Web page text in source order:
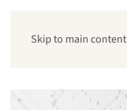
Skip to main content